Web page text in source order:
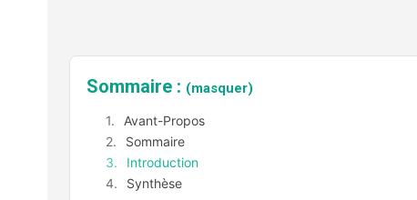
Sommaire : (masquer)
Avant-Propos
Sommaire
Introduction
Synthèse